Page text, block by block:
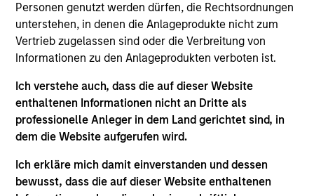
Personen genutzt werden dürfen, die Rechtsordnungen
unterstehen, in denen die Anlageprodukte nicht zum
Vertrieb zugelassen sind oder die Verbreitung von
Informationen zu den Anlageprodukten verboten ist.
Ich verstehe auch, dass die auf dieser Website
enthaltenen Informationen nicht an Dritte als
professionelle Anleger in dem Land gerichtet sind, in
dem die Website aufgerufen wird.
Ich erkläre mich damit einverstanden und dessen
bewusst, dass die auf dieser Website enthaltenen
Der Wert der Anlagen und der durch diese erzielte
Ertrag unterliegen Schwankungen. Zudem kann
nicht garantiert werden, dass der Fonds seine
Fondsangaben